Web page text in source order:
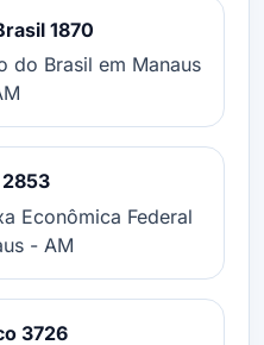
1870
do Brasil em Manaus
Econômica Federal
- AM
3726